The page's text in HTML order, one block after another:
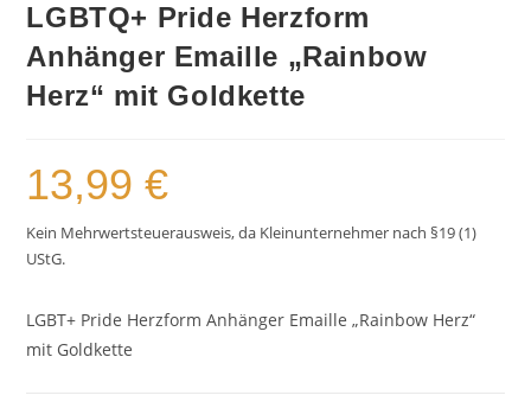
LGBTQ+ Pride Herzform
Anhänger Emaille „Rainbow
Herz“ mit Goldkette
13,99€
Kein Mehrwertsteuerausweis, da Kleinunternehmer nach §19 (1)
UStG.
LGBT+ Pride Herzform Anhänger Emaille „Rainbow Herz“
mit Goldkette